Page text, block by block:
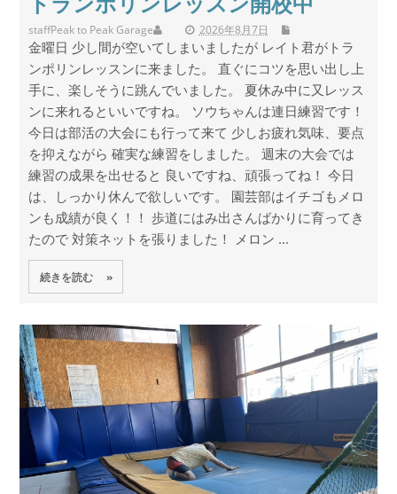
staff 2026年8月7日
Peak to Peak Garage
金曜日 少し間が空いてしまいましたが レイト君がトラ
ンポリンレッスンに来ました。 直ぐにコツを思い出し上
手に、楽しそうに跳んでいました。 夏休み中に又レッス
ンに来れるといいですね。 ソウちゃんは連日練習です！
今日は部活の大会にも行って来て 少しお疲れ気味、要点
を抑えながら 確実な練習をしました。 週末の大会では
練習の成果を出せると 良いですね、頑張ってね！ 今日
は、しっかり休んで欲しいです。 園芸部はイチゴもメロ
ンも成績が良く！！ 歩道にはみ出さんばかりに育ってき
たので 対策ネットを張りました！ メロン ...
続きを読む »